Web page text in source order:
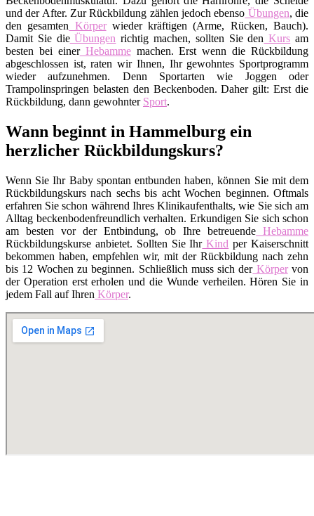
und der After. Zur Rückbildung zählen jedoch ebenso Übungen, die
den gesamten Körperwieder kräftigen (Arme, Rücken, Bauch).
Damit Sie dieÜbungen richtig machen, sollten Sie den Kurs am
besten bei einerHebammemachen. Erst wenn die Rückbildung
abgeschlossen ist, raten wir Ihnen, Ihr gewohntes Sportprogramm
wieder aufzunehmen. Denn Sportarten wie Joggen oder
Trampolinspringen belasten den Beckenboden. Daher gilt: Erst die
Rückbildung, dann gewohnter Sport.
Wann beginnt in Hammelburg ein
herzlicher Rückbildungskurs?
Wenn Sie Ihr Baby spontan entbunden haben, können Sie mit dem
Rückbildungskurs nach sechs bis acht Wochen beginnen. Oftmals
erfahren Sie schon während Ihres Klinikaufenthalts, wie Sie sich am
Alltag beckenbodenfreundlich verhalten. Erkundigen Sie sich schon
am besten vor der Entbindung, ob Ihre betreuende Hebamme
Rückbildungskurse anbietet. Sollten Sie IhrKind per Kaiserschnitt
bekommen haben, empfehlen wir, mit der Rückbildung nach zehn
bis 12 Wochen zu beginnen. Schließlich muss sich derKörpervon
der Operation erst erholen und die Wunde verheilen. Hören Sie in
jedem Fall auf Ihren Körper.